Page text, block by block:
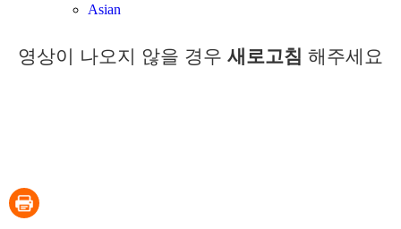
영상이 나오지 않을 경우 새로고침 해주세요